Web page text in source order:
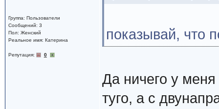
Группа: Пользователи
Сообщений: 3
Пол: Женский
Реальное имя: Катерина
Репутация: 0
показывай, что
Да ничего у
туго, а с